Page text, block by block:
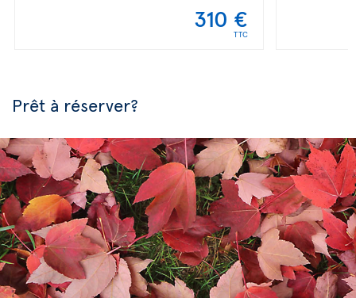
310 €
TTC
Prêt à réserver?